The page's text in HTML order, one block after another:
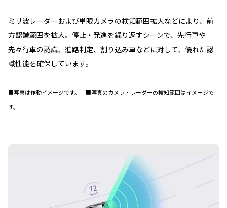
ミリ波レーダーおよび単眼カメラの検知範囲拡大などにより、前
方認識範囲を拡大。停止・発進を繰り返すシーンで、先行車や
先々行車の認識、進路判定、割り込み車などに対して、優れた認
識性能を確保しています。
■写真は作動イメージです。 ■写真のカメラ・レーダーの検知範囲はイメージで
す。